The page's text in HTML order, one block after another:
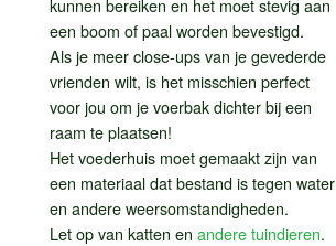
kunnen bereiken en het moet stevig aan
een boom of paal worden bevestigd.
Als je meer close-ups van je gevederde
vrienden wilt, is het misschien perfect
voor jou om je voerbak dichter bij een
raam te plaatsen!
Het voederhuis moet gemaakt zijn van
een materiaal dat bestand is tegen water
en andere weersomstandigheden.
Let op van katten en andere tuindieren.